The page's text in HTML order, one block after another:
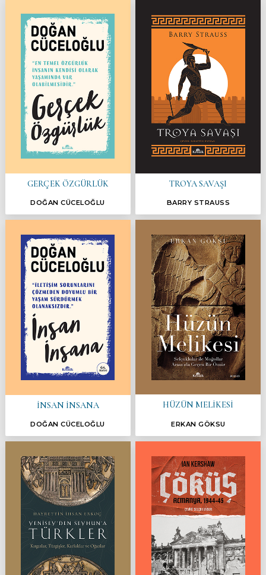
GERÇEK ÖZGÜRLÜK
DOĞAN CÜCELOĞLU
TROYA SAVAŞI
BARRY STRAUSS
İNSAN İNSANA
DOĞAN CÜCELOĞLU
HÜZÜN MELİKESİ
ERKAN GÖKSU